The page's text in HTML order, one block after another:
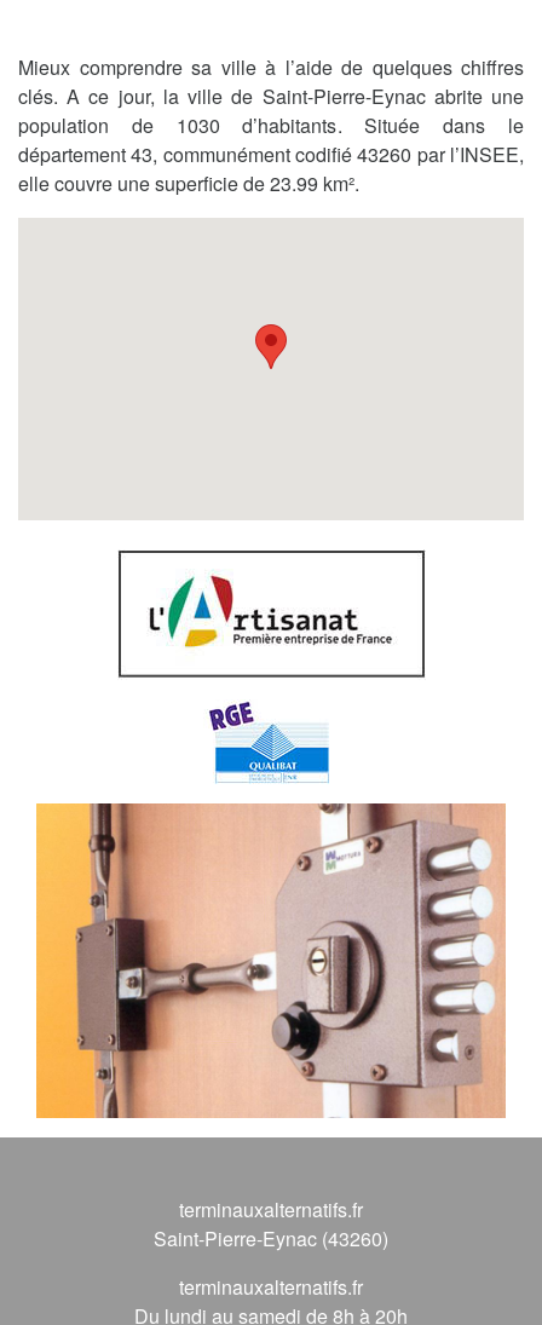
Mieux comprendre sa ville à l’aide de quelques chiffres
clés. A ce jour, la ville de Saint-Pierre-Eynac abrite une
population de 1030 d’habitants. Située dans le
département 43, communément codifié 43260 par l’INSEE,
elle couvre une superficie de 23.99 km².
terminauxalternatifs.fr
Saint-Pierre-Eynac (43260)
terminauxalternatifs.fr
Du lundi au samedi de 8h à 20h